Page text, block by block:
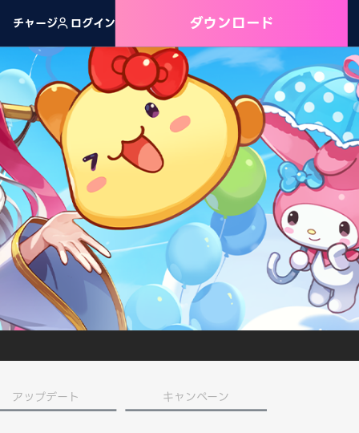
チャージ ログイン ダウンロード
アップデート キャンペーン